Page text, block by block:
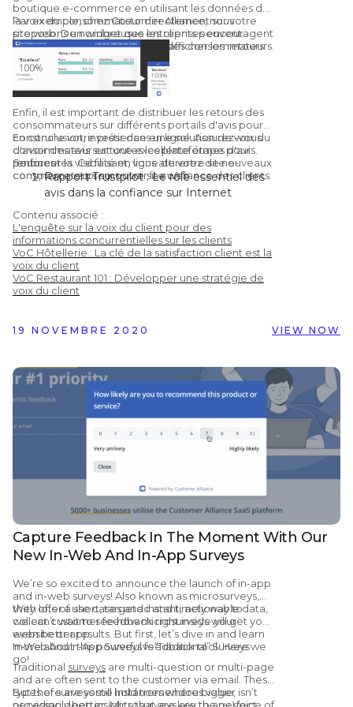
boutique e-commerce en utilisant les données de
la voix du consommateur directement sur votre
site web. De nombreuses entreprises encouragent
les achats en affichant les avis des consommateurs.
Par exemple, chez Customer Alliance, nous
proposons un widget que les clients peuvent
intégrer sur leur site web pour afficher les retours
clients qu'ils reçoivent.
Enfin, il est important de distribuer les retours des
consommateurs sur différents portails d'avis pour
construire votre présence en ligne. Assurez-vous
d'avoir des avis sur toutes les plateformes d'avis
pertinentes. Ce faisant, vous attirerez de nouveaux
consommateurs sur votre site web.
En conclusion, investir dans une solution de voix du
consommateur est une excellente étape pour
renforcer la visibilité en ligne de votre site e-
commerce et promouvoir la confiance des clients.
Sources :
Rapport Trustpilot : Le rôle essentiel des
avis dans la confiance sur Internet
Learning Hub : 51 statistiques sur les avis
clients qui vous feront repenser leur
utilisation
Chatmeter : Google confirme que
répondre aux avis améliore votre
référencement local
ligne
Contenu associé :
L'enquête sur la voix du client pour des
informations concurrentielles sur les clients
VoC Hôtellerie : La clé de la satisfaction client est la
voix du client
VoC Restaurant 101 : Développer une stratégie de
voix du client
19 NOVEMBRE 2020 VIEW NOW
Capture Feedback In The Moment With Our
New In-Web And In-App Surveys
We’re so excited to announce the launch of in-app
and in-web surveys! Also known as microsurveys,
they offer a short, targeted and timely way to
collect customer feedback right inside your
website or app.
With lots of use cases and instant, actionable data,
we can’t wait to see how microsurveys will get you
even better results. But first, let’s dive in and learn
more about this powerful feedback tool. Here we
go!
In-Web And In-App Surveys vs “Traditional” Surveys
Traditional surveys are multi-question or multi-page
and are often sent to the customer via email. These
types of surveys still hold tremendous value,
providing deep insights that are key to anyVoice of
But there are some instances where bigger isn’t
necessarily better. Microsurveys are the perfect